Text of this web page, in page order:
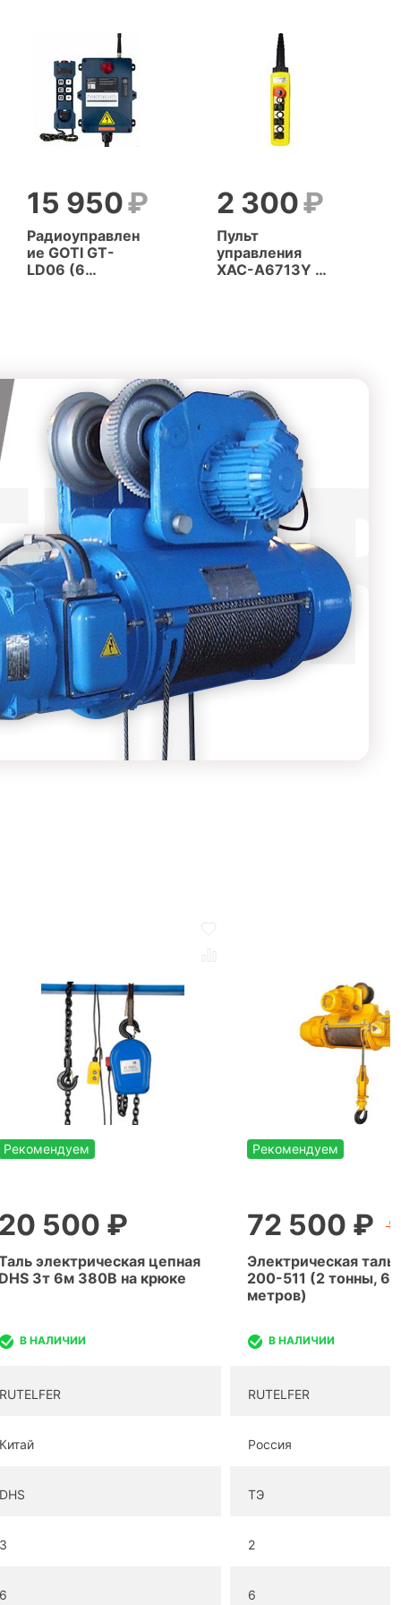
Радиоуправлен
ие GOTI GT-
LD06 (6
15 950
Пульт
управления
XAC-A6713Y (6
2 300
электрическая цепная
3т 6м 380В на крюке
Рекомендуем
В НАЛИЧИИ
500 ₽
RUTELFER
Китай
DHS
3
6
Электрическая таль
200-511 (2 тонны, 6
метров)
Рекомендуем
В НАЛИЧИИ
72 500 ₽
RUTELFER
Россия
ТЭ
2
6